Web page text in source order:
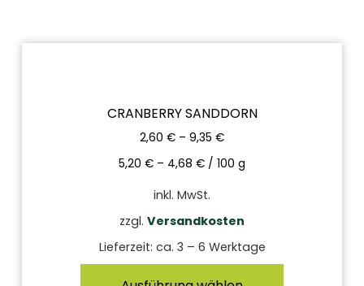
CRANBERRY SANDDORN
2,60 € – 9,35 €
5,20 € – 4,68 € / 100 g
inkl. MwSt.
zzgl. Versandkosten
Lieferzeit: ca. 3 – 6 Werktage